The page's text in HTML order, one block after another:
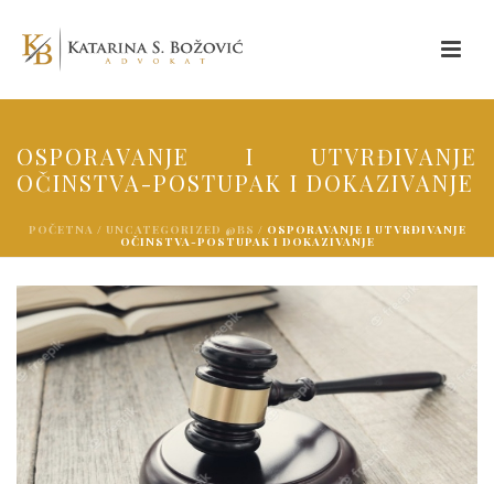
OSPORAVANJE I UTVRĐIVANJE
OČINSTVA-POSTUPAK I DOKAZIVANJE
POČETNA / UNCATEGORIZED @BS / OSPORAVANJE I UTVRĐIVANJE
OČINSTVA-POSTUPAK I DOKAZIVANJE